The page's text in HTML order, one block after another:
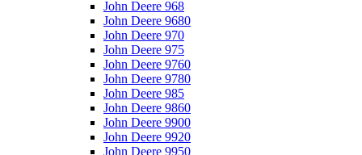
John Deere 968
John Deere 9680
John Deere 970
John Deere 975
John Deere 9760
John Deere 9780
John Deere 985
John Deere 9860
John Deere 9900
John Deere 9920
John Deere 9950